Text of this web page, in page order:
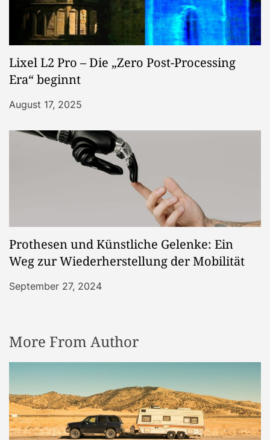
Lixel L2 Pro – Die „Zero Post-Processing
Era“ beginnt
August 17, 2025
Prothesen und Künstliche Gelenke: Ein
Weg zur Wiederherstellung der Mobilität
September 27, 2024
More From Author